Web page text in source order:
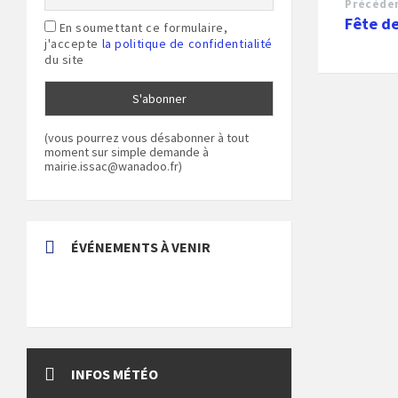
Fête
En soumettant ce formulaire,
j'accepte la politique de confidentialité
du site
(vous pourrez vous désabonner à tout
moment sur simple demande à
mairie.issac@wanadoo.fr)
ÉVÉNEMENTS À VENIR
INFOS MÉTÉO